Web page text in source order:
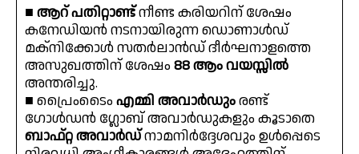
■ ആറ് പതിറ്റാണ്ട്നീണ്ട കരിയറിന് ശേഷം
കനേഡിയൻ നടനായിരുന്ന ഡൊണാൾഡ്
മക്‌നിക്കോൾ സതർലാൻഡ് ദീർഘനാളത്തെ
അസുഖത്തിന് ശേഷം 88 ആം വയസ്സിൽ
അന്തരിച്ചു.
■ പ്രൈംടൈം എമ്മി അവാർഡുംരണ്ട്
ഗോൾഡൻ ഗ്ലോബ് അവാർഡുകളും കൂടാതെ
ബാഫ്റ്റ അവാർഡ്നാമനിർദ്ദേശവും ഉൾപ്പെടെ